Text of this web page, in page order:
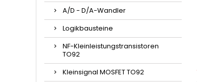
A/D - D/A-Wandler
Logikbausteine
NF-Kleinleistungstransistoren
TO92
Kleinsignal MOSFET TO92